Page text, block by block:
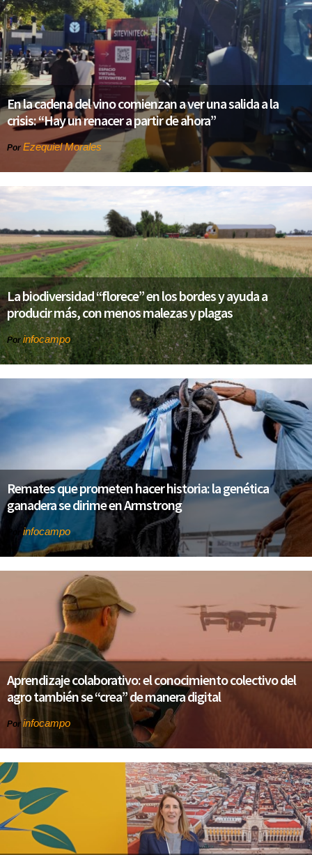
En la cadena del vino comienzan a ver una salida a la
crisis: “Hay un renacer a partir de ahora”
Por Ezequiel Morales
La biodiversidad “florece” en los bordes y ayuda a
producir más, con menos malezas y plagas
Porinfocampo
Remates que prometen hacer historia: la genética
ganadera se dirime en Armstrong
infocampo
Aprendizaje colaborativo: el conocimiento colectivo del
agro también se “crea” de manera digital
Porinfocampo